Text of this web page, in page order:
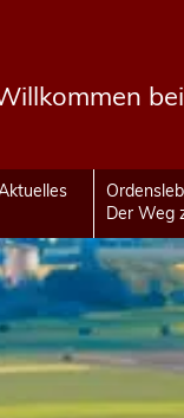
Der Weg